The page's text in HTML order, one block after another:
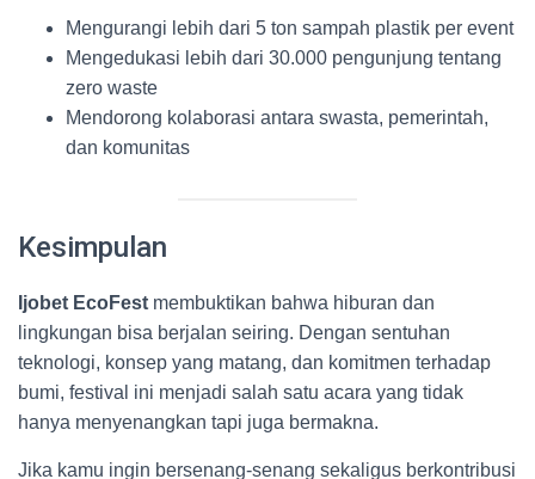
Mengurangi lebih dari 5 ton sampah plastik per event
Mengedukasi lebih dari 30.000 pengunjung tentang
zero waste
Mendorong kolaborasi antara swasta, pemerintah,
dan komunitas
Kesimpulan
Ijobet EcoFest membuktikan bahwa hiburan dan
lingkungan bisa berjalan seiring. Dengan sentuhan
teknologi, konsep yang matang, dan komitmen terhadap
bumi, festival ini menjadi salah satu acara yang tidak
hanya menyenangkan tapi juga bermakna.
Jika kamu ingin bersenang-senang sekaligus berkontribusi